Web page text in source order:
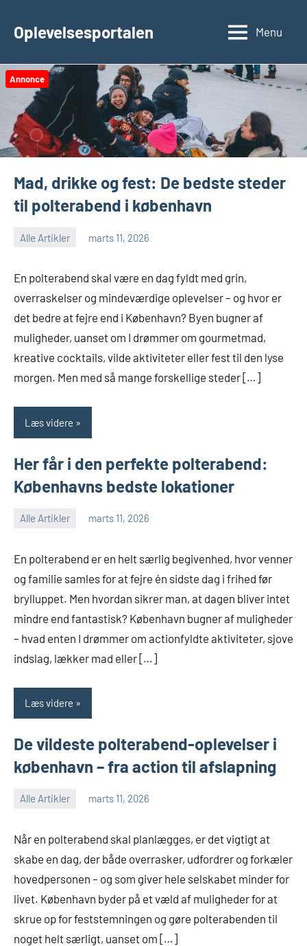
Oplevelsesportalen Menu
Annonce
Mad, drikke og fest: De bedste steder
til polterabend i københavn
Alle Artikler marts 11, 2026
En polterabend skal være en dag fyldt med grin,
overraskelser og mindeværdige oplevelser – og hvor er
det bedre at fejre end i København? Byen bugner af
muligheder, uanset om I drømmer om gourmetmad,
kreative cocktails, vilde aktiviteter eller fest til den lyse
morgen. Men med så mange forskellige steder […]
Læs videre
Her får i den perfekte polterabend:
Københavns bedste lokationer
Alle Artikler marts 11, 2026
En polterabend er en helt særlig begivenhed, hvor venner
og familie samles for at fejre én sidste dag i frihed før
brylluppet. Men hvordan sikrer man, at dagen bliver intet
mindre end fantastisk? København bugner af muligheder
– hvad enten I drømmer om actionfyldte aktiviteter, sjove
indslag, lækker mad eller […]
Læs videre
De vildeste polterabend-oplevelser i
københavn – fra action til afslapning
Alle Artikler marts 11, 2026
Når en polterabend skal planlægges, er det vigtigt at
skabe en dag, der både overrasker, udfordrer og forkæler
hovedpersonen – og som giver hele selskabet minder for
livet. København byder på et væld af muligheder for at
skrue op for feststemningen og gøre polterabenden til
noget helt særligt, uanset om […]